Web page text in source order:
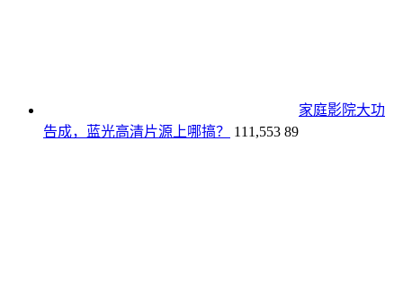
家庭影院大功
告成，蓝光高清片源上哪搞？
111,553 89